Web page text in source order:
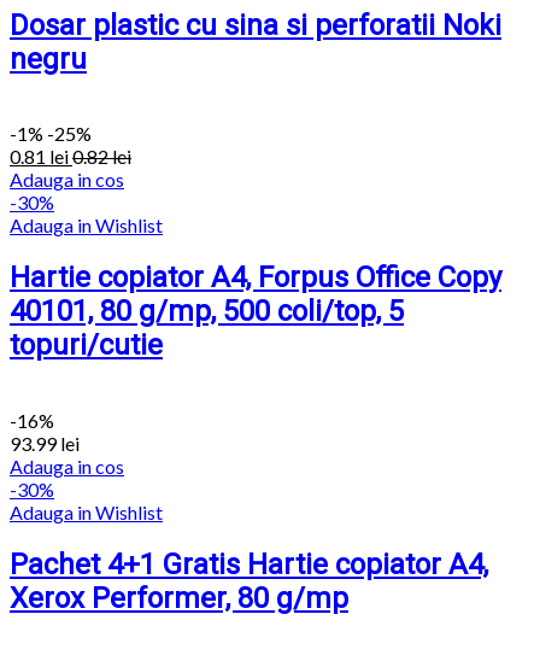
Dosar plastic cu sina si perforatii Noki
negru
-1% -25%
0.81 lei0.82lei
Adauga in cos
-30%
Adauga in Wishlist
Hartie copiator A4, Forpus Office Copy
40101, 80 g/mp, 500 coli/top, 5
topuri/cutie
-16%
93.99lei
Adauga in cos
-30%
Adauga in Wishlist
Pachet 4+1 Gratis Hartie copiator A4,
Xerox Performer, 80 g/mp